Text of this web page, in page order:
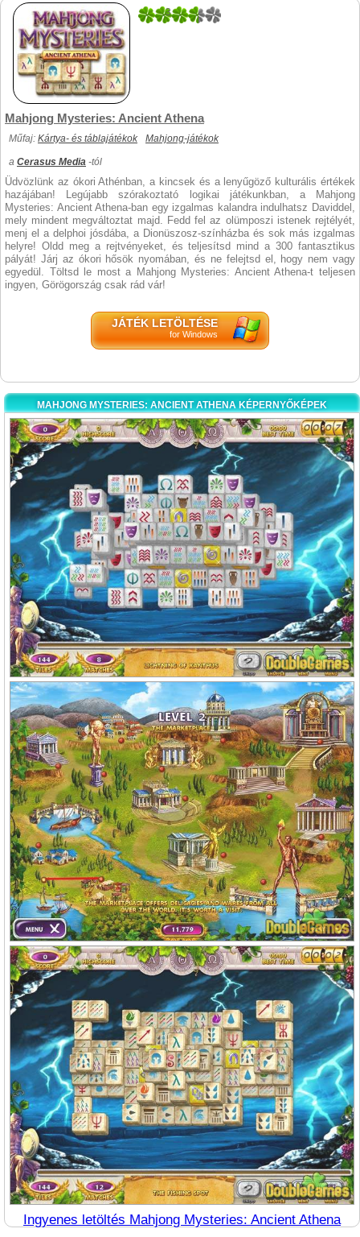
3
Mahjong Mysteries: Ancient Athena
Műfaj: Kártya- és táblajátékok Mahjong-játékok
a Cerasus Media -tól
Üdvözlünk az ókori Athénban, a kincsek és a lenyűgöző kulturális értékek
hazájában! Legújabb szórakoztató logikai játékunkban, a Mahjong
Mysteries: Ancient Athena-ban egy izgalmas kalandra indulhatsz Daviddel,
mely mindent megváltoztat majd. Fedd fel az olümposzi istenek rejtélyét,
menj el a delphoi jósdába, a Dionüszosz-színházba és sok más izgalmas
helyre! Oldd meg a rejtvényeket, és teljesítsd mind a 300 fantasztikus
pályát! Járj az ókori hősök nyomában, és ne felejtsd el, hogy nem vagy
egyedül. Töltsd le most a Mahjong Mysteries: Ancient Athena-t teljesen
ingyen, Görögország csak rád vár!
JÁTÉK LETÖLTÉSE
for Windows
MAHJONG MYSTERIES: ANCIENT ATHENA KÉPERNYŐKÉPEK
Ingyenes letöltés Mahjong Mysteries: Ancient Athena